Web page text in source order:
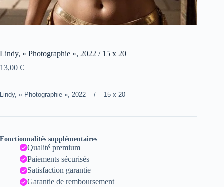
Lindy, « Photographie », 2022 / 15 x 20
13,00 €
Lindy, « Photographie », 2022 / 15 x 20
Fonctionnalités supplémentaires
Qualité premium
Paiements sécurisés
Satisfaction garantie
Garantie de remboursement